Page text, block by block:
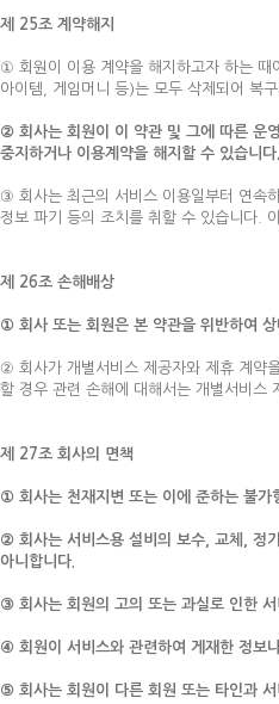
제 25조 계약해지
① 회원이 이용 계약을 해지하고자 하는 때
아이템, 게임머니 등)는 모두 삭제되어 복
② 회사는 회원이 이 약관 및 그에 따른 운
중지하거나 이용계약을 해지할 수 있습니다.
③ 회사는 최근의 서비스 이용일부터 연속
정보 파기 등의 조치를 취할 수 있습니다.
제 26조 손해배상
① 회사 또는 회원은 본 약관을 위반하여
② 회사가 개별서비스 제공자와 제휴 계약
할 경우 관련 손해에 대해서는 개별서비스
제 27조 회사의 면책
① 회사는 천재지변 또는 이에 준하는 불가
② 회사는 서비스용 설비의 보수, 교체, 정
아니합니다.
③ 회사는 회원의 고의 또는 과실로 인한
④ 회원이 서비스와 관련하여 게재한 정보
⑤ 회사는 회원이 다른 회원 또는 타인과